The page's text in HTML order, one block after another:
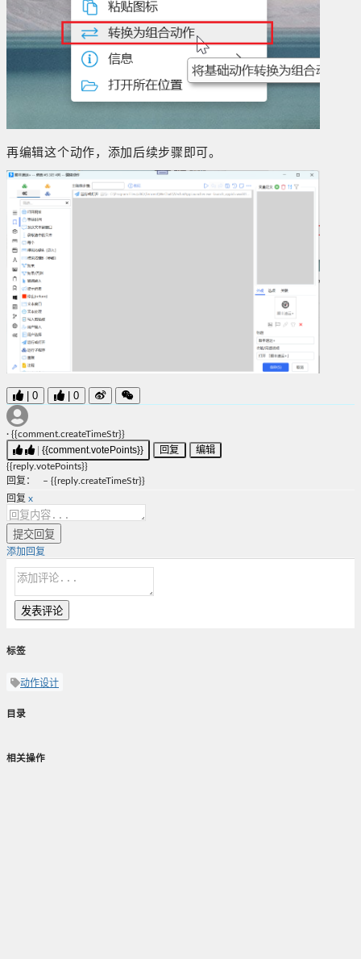
再编辑这个动作，添加后续步骤即可。
| 0 | 0
· {{comment.createTimeStr}}
| {{comment.votePoints}} 回复 编辑
{{reply.votePoints}}
回复 ： – {{reply.createTimeStr}}
回复 x
提交回复
添加回复
发表评论
标签
动作设计
目录
相关操作